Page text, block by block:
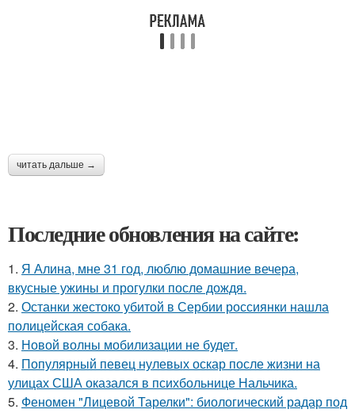
читать дальше →
Последние обновления на сайте:
1. Я Алина, мне 31 год, люблю домашние вечера,
вкусные ужины и прогулки после дождя.
2. Останки жестоко убитой в Сербии россиянки нашла
полицейская собака.
3. Новой волны мобилизации не будет.
4. Популярный певец нулевых оскар после жизни на
улицах США оказался в психбольнице Нальчика.
5. Феномен "Лицевой Тарелки": биологический радар под